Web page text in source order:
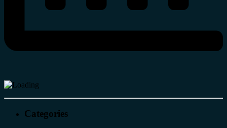
Categories